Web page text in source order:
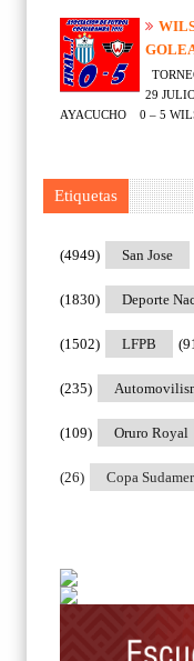
29
AYACUCHO 0 – 5
Etiquetas
San Jose
(4949)
Deporte
(1830)
LFPB
(1502)
(235)
Oruro Royal
(109)
Copa
(26)